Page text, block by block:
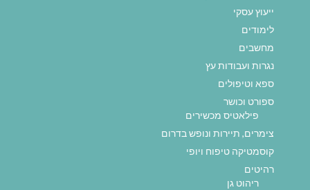
ייעוץ עסקי
לימודים
מחשבים
נגרות ועבודות עץ
ספא וטיפולים
ספורט וכושר
פילאטיס מכשירים
צימרים, תיירות ונופש בדרום
קוסמטיקה טיפוח ויופי
רהיטים
ריהוט גן